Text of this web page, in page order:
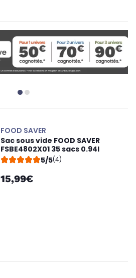
FOOD SAVER
Sac sous vide FOOD SAVER
FSBE4802X01 35 sacs 0.94l
5/5(4)
15,99€